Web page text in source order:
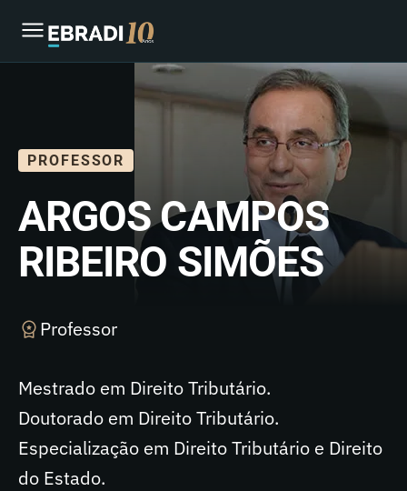
PROFESSOR
ARGOS CAMPOS
RIBEIRO SIMÕES
Professor
Mestrado em Direito Tributário.
Doutorado em Direito Tributário.
Especialização em Direito Tributário e Direito
do Estado.